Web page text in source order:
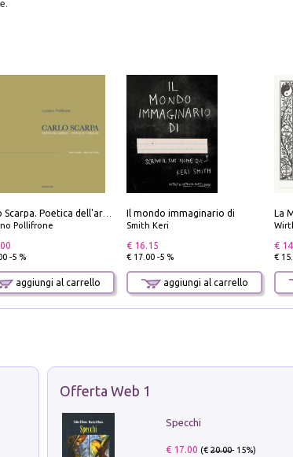
Pollifrone
-5 %
aggiungi al carrello
Il mondo immaginario di
Smith Keri
€ 16.15
€ 17.00 -5 %
aggiungi al carrello
€
€
Offerta Web 1
Specchi
€ 17.00 (€20.00- 15%)